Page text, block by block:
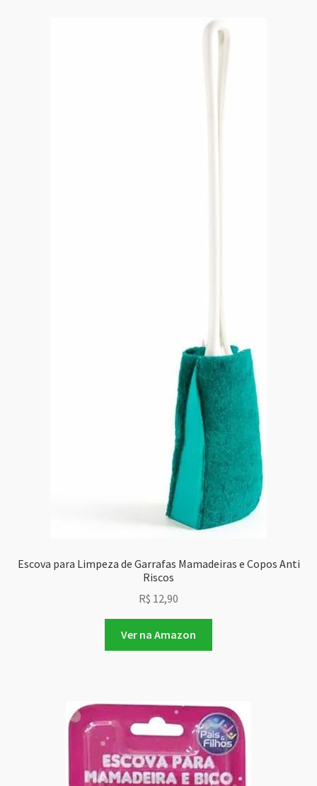
Escova para Limpeza de Garrafas Mamadeiras e Copos Anti
Riscos
R$ 12,90
Ver na Amazon